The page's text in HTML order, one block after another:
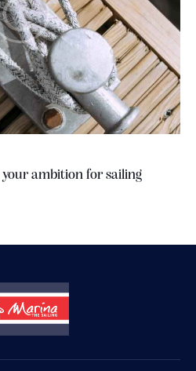
your ambition for sailing